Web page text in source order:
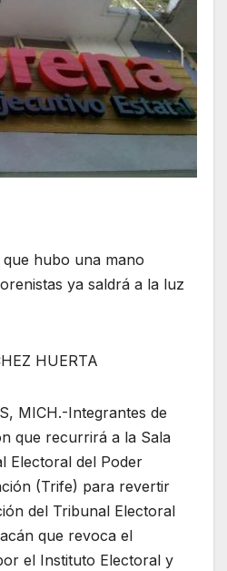
hubo una mano
ya saldrá a la luz
HUERTA
MICH.-Integrantes de
que recurrirá a la Sala
Electoral del Poder
(Trife) para revertir
del Tribunal Electoral
que revoca el
el Instituto Electoral y